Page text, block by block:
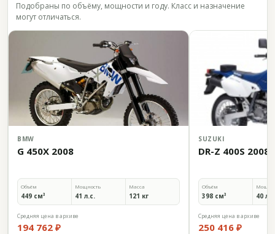
Подобраны по объёму, мощности и году. Класс и назначение
могут отличаться.
BMW
G 450X 2008
Объём
449 см³
Мощность
41 л.с.
Масса
121 кг
Средняя цена в архиве
194 762 ₽
SUZUKI
DR-Z 400S 2008
Объём
398 см³ 40
Средняя цена в архиве
250 416 ₽